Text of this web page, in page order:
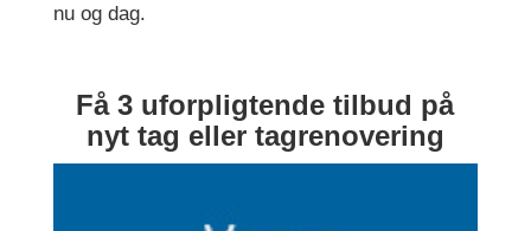
nu og dag.
Få 3 uforpligtende tilbud på
nyt tag eller tagrenovering